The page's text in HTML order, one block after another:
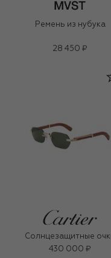
Ремень из нубука
28 450 ₽
Солнцезащитные
430 000 ₽